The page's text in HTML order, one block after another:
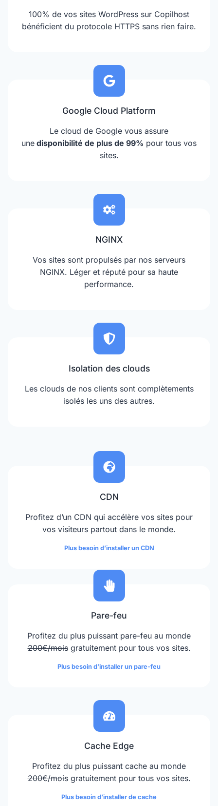
100% de vos sites WordPress sur Copilhost
bénéficient du protocole HTTPS sans rien faire.
Google Cloud Platform
Le cloud de Google vous assure
une disponibilité de plus de 99% pour tous vos
sites.
NGINX
Vos sites sont propulsés par nos serveurs
NGINX. Léger et réputé pour sa haute
performance.
Isolation des clouds
Les clouds de nos clients sont complètements
isolés les uns des autres.
CDN
Profitez d’un CDN qui accélère vos sites pour
vos visiteurs partout dans le monde.
Plus besoin d’installer un CDN
Pare-feu
Profitez du plus puissant pare-feu au monde
200€/moisgratuitement pour tous vos sites.
Plus besoin d’installer un pare-feu
Cache Edge
Profitez du plus puissant cache au monde
200€/moisgratuitement pour tous vos sites.
Plus besoin d’installer de cache